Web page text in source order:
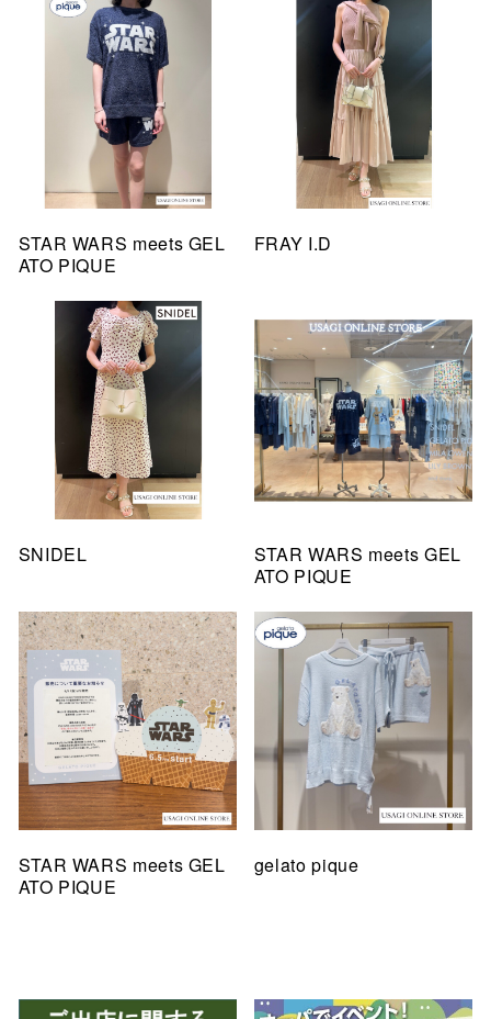
STAR WARS meets GEL
ATO PIQUE
FRAY I.D
SNIDEL
STAR WARS meets GEL
ATO PIQUE
STAR WARS meets GEL
ATO PIQUE
gelato pique